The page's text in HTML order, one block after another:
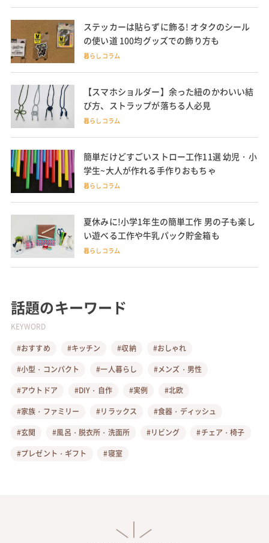
ステッカーは貼らずに飾る! オタクのシール
の使い道 100均グッズでの飾り方も
暮らしコラム
【スマホショルダー】余った紐のかわいい結
び方、ストラップが落ちる人必見
暮らしコラム
簡単だけどすごいストロー工作11選 幼児・小
学生~大人が作れる手作りおもちゃ
暮らしコラム
夏休みに!小学1年生の簡単工作 男の子も楽し
い遊べる工作や牛乳パック貯金箱も
暮らしコラム
話題のキーワード
KEYWORD
#おすすめ
#キッチン #収納
#おしゃれ
#小型・コンパクト
#一人暮らし
#メンズ・男性
#アウトドア
#DIY・自作 #実例
#北欧
#家族・ファミリー
#リラックス
#食器・ディッシュ
#玄関
#風呂・脱衣所・洗面所 #リビング
#チェア・椅子
#プレゼント・ギフト
#寝室